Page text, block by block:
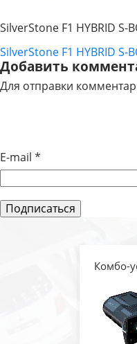
SilverStone F1 HYBRID S-
НАВИГАЦИЯ
ПО
SilverStone F1 HYBRID S-
Добавить
Для отправки
E-mail *
Комбо-